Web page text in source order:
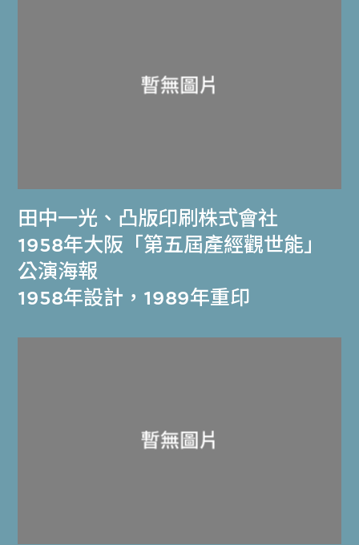
田中一光 、 凸版印刷株式會社
1958年大阪「第五屆產經觀世能」
公演海報
1958年設計，1989年重印